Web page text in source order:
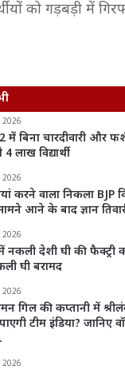
को गड़बड़ी में
2026
में बिना चारदीवारी और
लाख विद्यार्थी
2026
करने वाला निकला BJP
आने के बाद ज्ञान
2026
नकली देशी घी की फैक्ट्री
घी बरामद
2026
गिल की कप्तानी में
टीम इंडिया? जानिए
2026